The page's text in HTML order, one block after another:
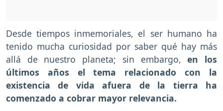
Desde tiempos inmemoriales, el ser humano ha
tenido mucha curiosidad por saber qué hay más
allá de nuestro planeta; sin embargo,en los
últimos años el tema relacionado con la
existencia de vida afuera de la tierra ha
comenzado a cobrar mayor relevancia.